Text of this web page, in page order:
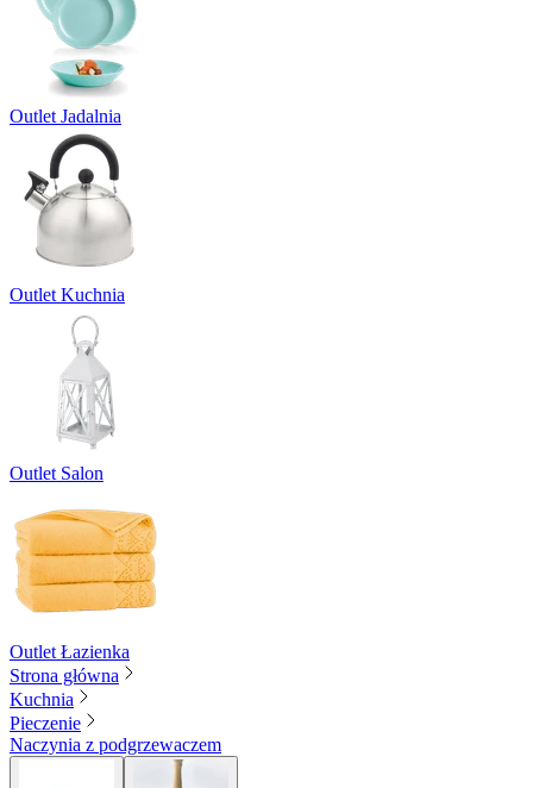
Outlet Jadalnia
Outlet Kuchnia
Outlet Salon
Outlet Łazienka
Strona główna
Kuchnia
Pieczenie
Naczynia z podgrzewaczem